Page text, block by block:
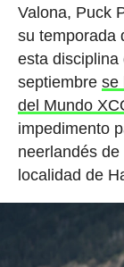
Valona, Puck
su temporada
esta disciplina
septiembre se
del Mundo
impedimento
neerlandés
localidad de